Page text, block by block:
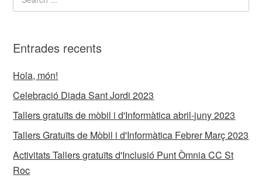
Entrades recents
Hola, món!
Celebració Diada Sant Jordi 2023
Tallers gratuïts de mòbil i d'Informàtica abril-juny 2023
Tallers Gratuïts de Mòbil i d'Informàtica Febrer Març 2023
Activitats Tallers gratuïts d'Inclusió Punt Òmnia CC St
Roc